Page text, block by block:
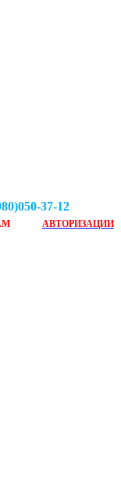
37-12
АВТОРИЗАЦИИ